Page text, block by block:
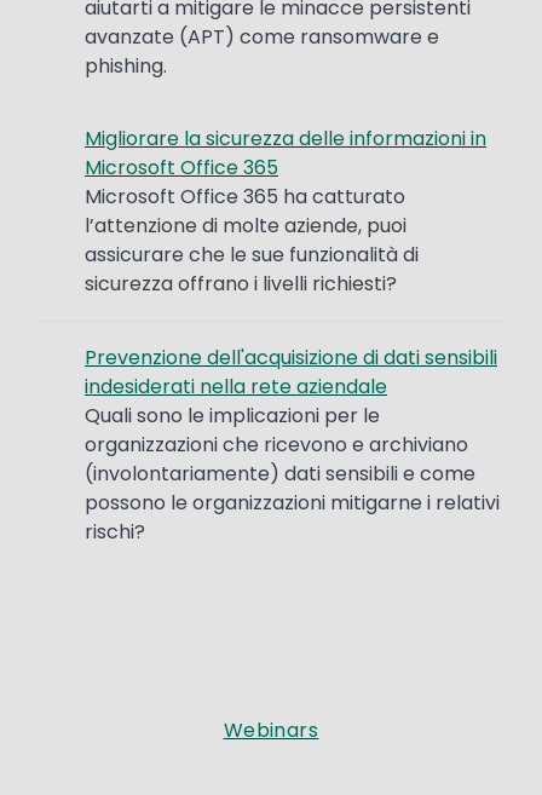
aiutarti a mitigare le minacce persistenti
avanzate (APT) come ransomware e
phishing.
Migliorare la sicurezza delle informazioni in
Microsoft Office 365
Microsoft Office 365 ha catturato
l’attenzione di molte aziende, puoi
assicurare che le sue funzionalità di
sicurezza offrano i livelli richiesti?
Prevenzione dell'acquisizione di dati sensibili
indesiderati nella rete aziendale
Quali sono le implicazioni per le
organizzazioni che ricevono e archiviano
(involontariamente) dati sensibili e come
possono le organizzazioni mitigarne i relativi
rischi?
Webinars